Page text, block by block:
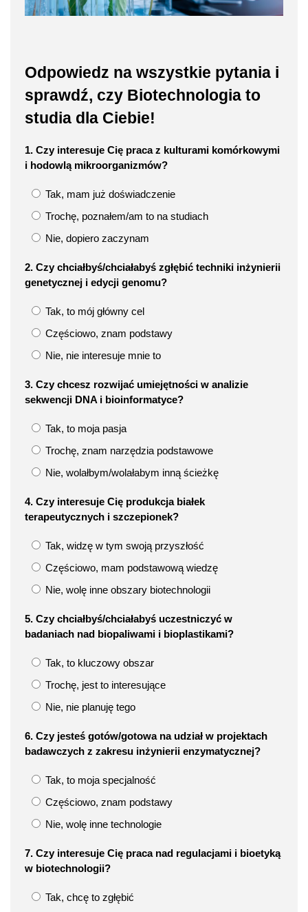
Odpowiedz na wszystkie pytania i
sprawdź, czy Biotechnologia to
studia dla Ciebie!
1. Czy interesuje Cię praca z kulturami komórkowymi
i hodowlą mikroorganizmów?
Tak, mam już doświadczenie
Trochę, poznałem/am to na studiach
Nie, dopiero zaczynam
2. Czy chciałbyś/chciałabyś zgłębić techniki inżynierii
genetycznej i edycji genomu?
Tak, to mój główny cel
Częściowo, znam podstawy
Nie, nie interesuje mnie to
3. Czy chcesz rozwijać umiejętności w analizie
sekwencji DNA i bioinformatyce?
Tak, to moja pasja
Trochę, znam narzędzia podstawowe
Nie, wolałbym/wolałabym inną ścieżkę
4. Czy interesuje Cię produkcja białek
terapeutycznych i szczepionek?
Tak, widzę w tym swoją przyszłość
Częściowo, mam podstawową wiedzę
Nie, wolę inne obszary biotechnologii
5. Czy chciałbyś/chciałabyś uczestniczyć w
badaniach nad biopaliwami i bioplastikami?
Tak, to kluczowy obszar
Trochę, jest to interesujące
Nie, nie planuję tego
6. Czy jesteś gotów/gotowa na udział w projektach
badawczych z zakresu inżynierii enzymatycznej?
Tak, to moja specjalność
Częściowo, znam podstawy
Nie, wolę inne technologie
7. Czy interesuje Cię praca nad regulacjami i bioetyką
w biotechnologii?
Tak, chcę to zgłębić